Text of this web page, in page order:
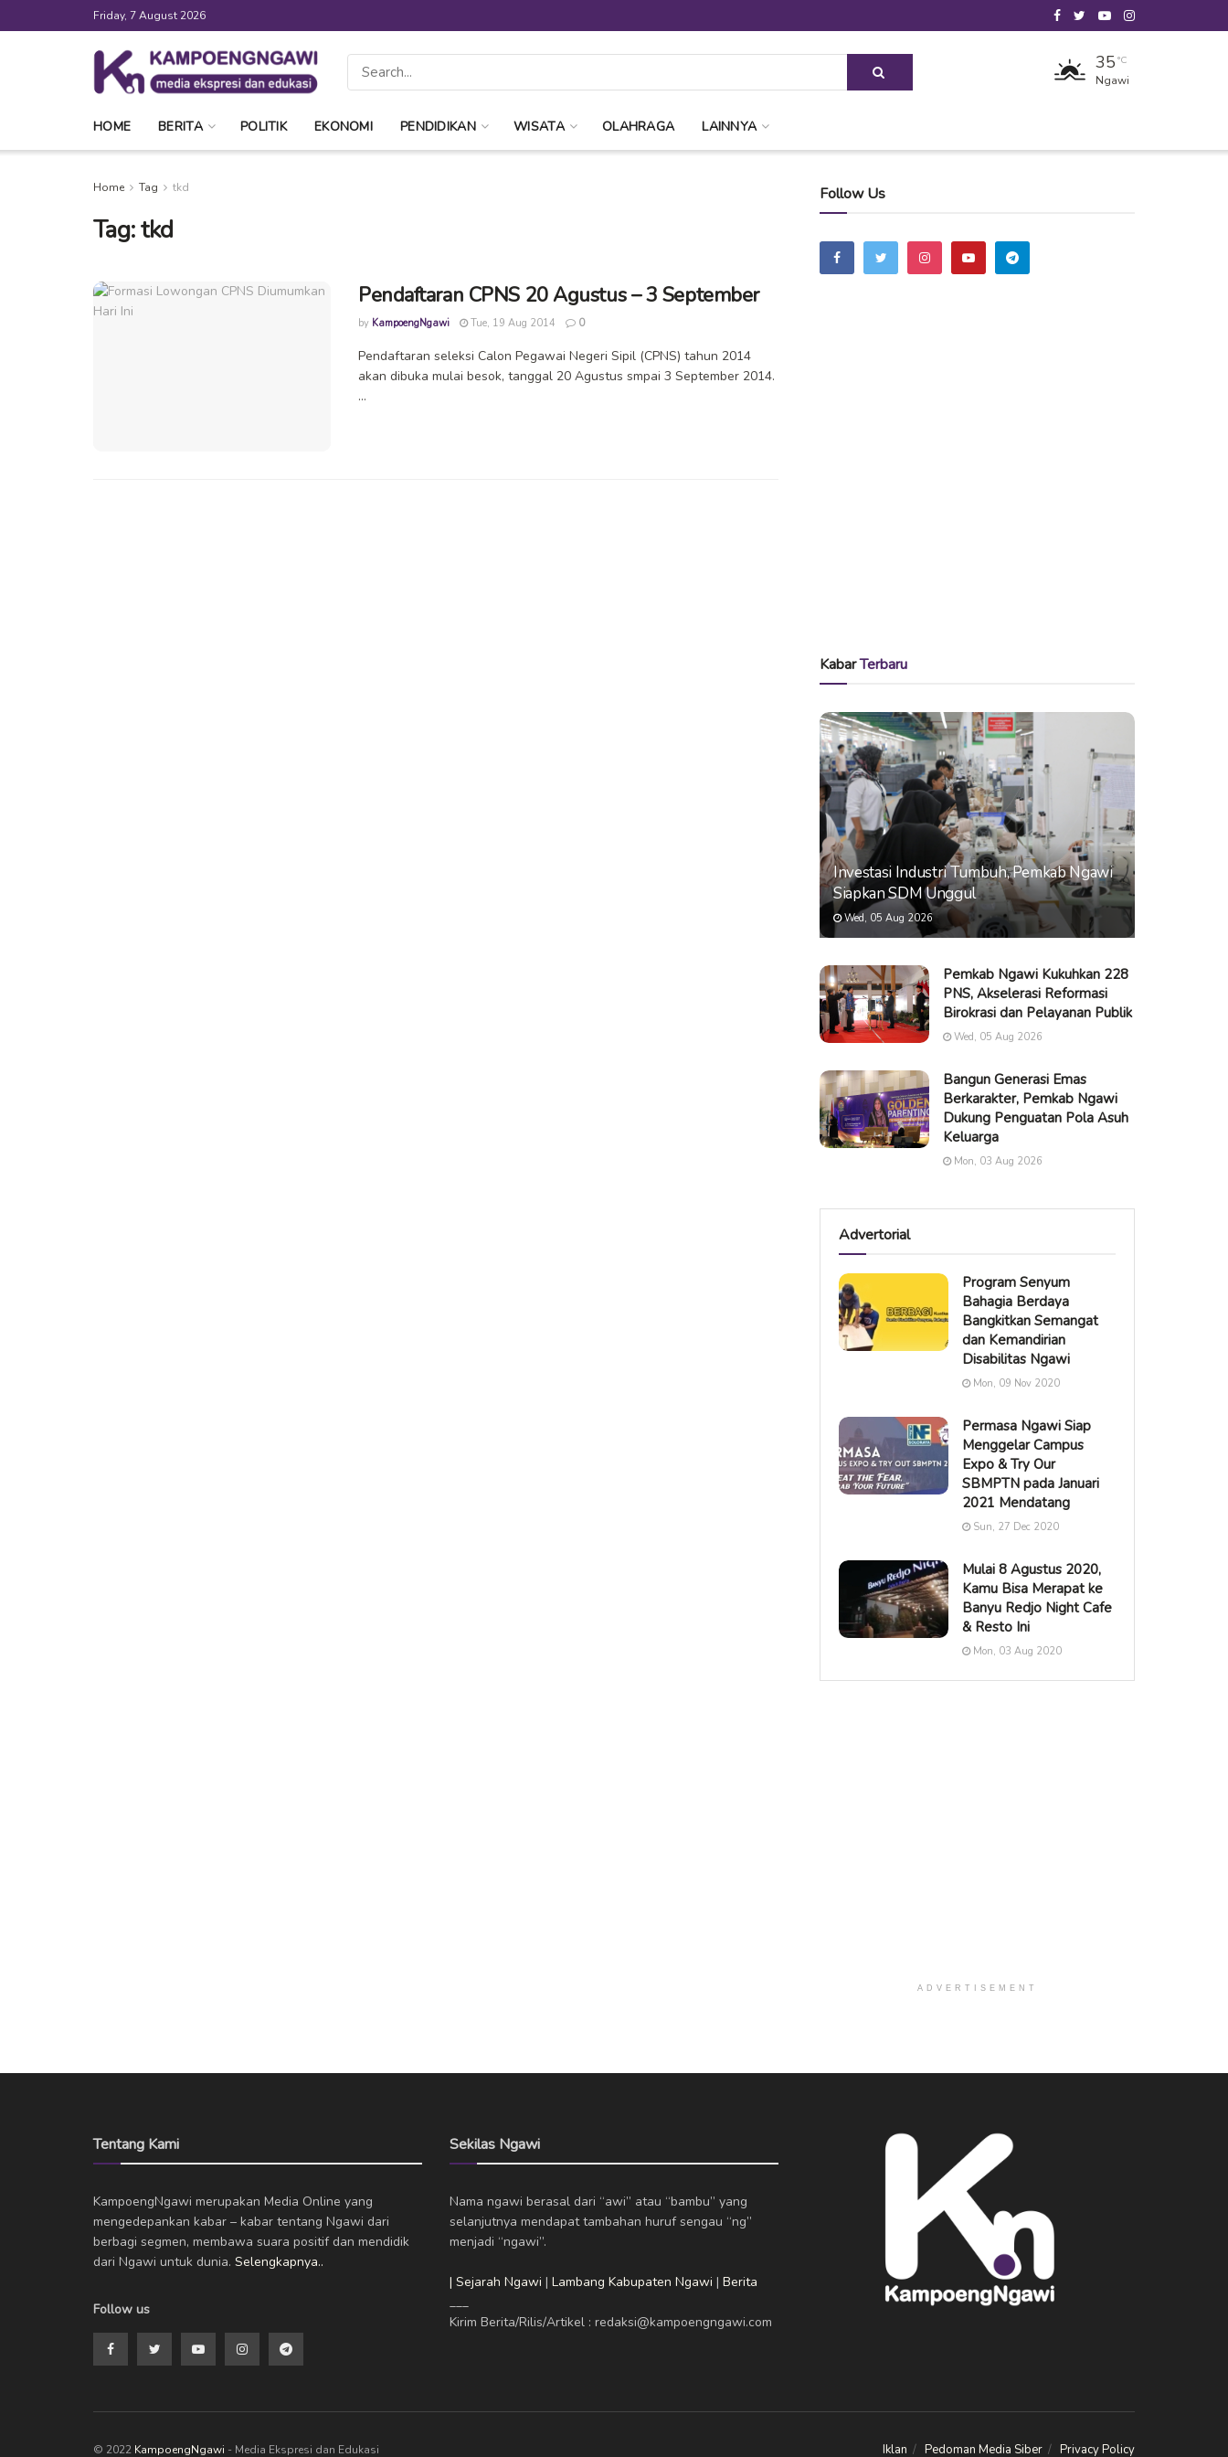
Friday, 7 August 2026
35 °C
Ngawi
HOME BERITA POLITIK EKONOMI PENDIDIKAN WISATA OLAHRAGA LAINNYA
Home Tag tkd
Tag:tkd
Pendaftaran CPNS 20 Agustus – 3 September
by KampoengNgawi Tue, 19 Aug 2014 0
Pendaftaran seleksi Calon Pegawai Negeri Sipil (CPNS) tahun 2014
akan dibuka mulai besok, tanggal 20 Agustus smpai 3 September 2014.
...
Follow Us
KabarTerbaru
Investasi Industri Tumbuh, Pemkab Ngawi
Siapkan SDM Unggul
Wed, 05 Aug 2026
Pemkab Ngawi Kukuhkan 228
PNS, Akselerasi Reformasi
Birokrasi dan Pelayanan Publik
Wed, 05 Aug 2026
Bangun Generasi Emas
Berkarakter, Pemkab Ngawi
Dukung Penguatan Pola Asuh
Keluarga
Mon, 03 Aug 2026
Advertorial
Program Senyum
Bahagia Berdaya
Bangkitkan Semangat
dan Kemandirian
Disabilitas Ngawi
Mon, 09 Nov 2020
Permasa Ngawi Siap
Menggelar Campus
Expo & Try Our
SBMPTN pada Januari
2021 Mendatang
Sun, 27 Dec 2020
Mulai 8 Agustus 2020,
Kamu Bisa Merapat ke
Banyu Redjo Night Cafe
& Resto Ini
Mon, 03 Aug 2020
ADVERTISEMENT
Tentang Kami
KampoengNgawi merupakan Media Online yang
mengedepankan kabar – kabar tentang Ngawi dari
berbagi segmen, membawa suara positif dan mendidik
dari Ngawi untuk dunia. Selengkapnya..
Follow us
Sekilas Ngawi
Nama ngawi berasal dari “awi” atau “bambu” yang
selanjutnya mendapat tambahan huruf sengau “ng”
menjadi “ngawi”.
| Sejarah Ngawi | Lambang Kabupaten Ngawi | Berita
Kirim Berita/Rilis/Artikel : redaksi@kampoengngawi.com
Iklan Pedoman Media Siber Privacy Policy
© 2022 KampoengNgawi - Media Ekspresi dan Edukasi